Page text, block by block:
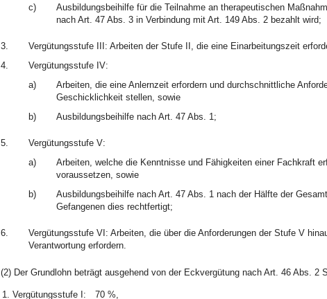
c)
Ausbildungsbeihilfe für die Teilnahme an therapeutischen
nach Art. 47 Abs. 3 in Verbindung mit Art. 149 Abs. 2 bezahlt wird;
3.
Vergütungsstufe III: Arbeiten der Stufe II, die eine Einarbeitungszeit
4.
Vergütungsstufe IV:
a)
Arbeiten, die eine Anlernzeit erfordern und durchschnittliche
Geschicklichkeit stellen, sowie
b)
Ausbildungsbeihilfe nach Art. 47 Abs. 1;
5.
Vergütungsstufe V:
a)
Arbeiten, welche die Kenntnisse und Fähigkeiten einer Fachkraft
voraussetzen, sowie
b)
Ausbildungsbeihilfe nach Art. 47 Abs. 1 nach der Hälfte der
Gefangenen dies rechtfertigt;
6.
Vergütungsstufe VI: Arbeiten, die über die Anforderungen der Stufe V
Verantwortung erfordern.
(2) Der Grundlohn beträgt ausgehend von der Eckvergütung nach Art. 46 Abs. 2
1. Vergütungsstufe I: 70 %,